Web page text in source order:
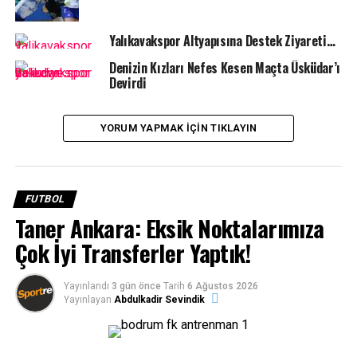
Bugüne kadar oynadığı 14 karşılaşmanın on birini
kazanarak, lig üçüncüsü olarak istikrarlı bir şekilde
yoluna devam eden Denizin Kızları, Hem Avrupa Kupası,
hem lig mücadelesi ve hem de Türkiye Kupası olmak
Yalıkavakspor Altyapısına Destek Ziyareti…
Denizin Kızları Nefes Kesen Maçta Üsküdar’ı
Devirdi
YORUM YAPMAK IÇIN TIKLAYIN
FUTBOL
Taner Ankara: Eksik Noktalarımıza
Çok İyi Transferler Yaptık!
Yayınlandı 3 gün önce Tarih 6 Ağustos 2026
Yayınlayan Abdulkadir Sevindik